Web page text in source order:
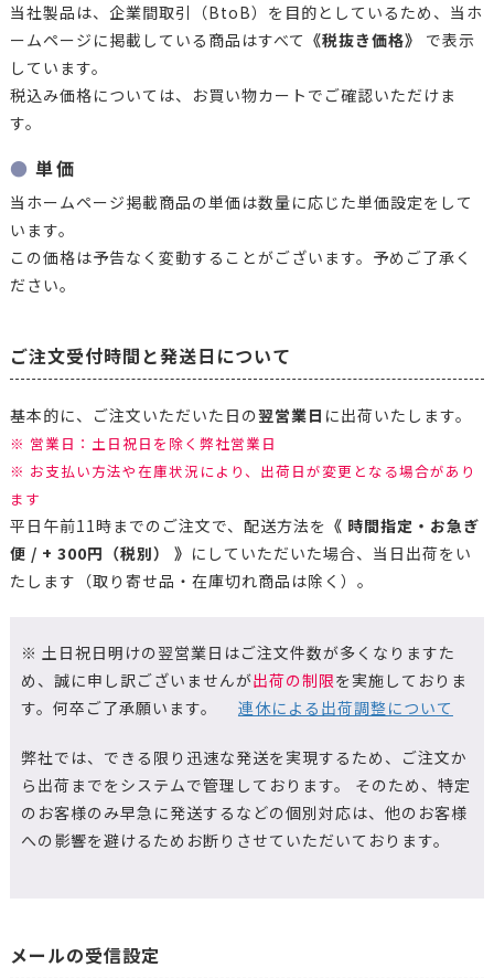
当社製品は、企業間取引（BtoB）を目的としているため、当ホ
ームページに掲載している商品はすべて 《税抜き価格》
で表示
しています。
税込み価格については、お買い物カートでご確認いただけま
す。
単価
当ホームページ掲載商品の単価は数量に応じた単価設定をして
います。
この価格は予告なく変動することがございます。予めご了承く
ださい。
ご注文受付時間と発送日について
基本的に、ご注文いただいた日の翌営業日 に出荷いたします。
※ 営業日：土日祝日を除く弊社営業日
※ お支払い方法や在庫状況により、出荷日が変更となる場合があり
ます
平日午前11時までのご注文で、配送方法を 《 時間指定・お急ぎ
便 / + 300円（税別） 》 にしていただいた場合、当日出荷をい
たします（取り寄せ品・在庫切れ商品は除く）。
※ 土日祝日明けの翌営業日はご注文件数が多くなりますた
め、誠に申し訳ございませんが出荷の制限を実施しておりま
す。何卒ご了承願います。 連休による出荷調整について
弊社では、できる限り迅速な発送を実現するため、ご注文か
ら出荷までをシステムで管理しております。 そのため、特定
のお客様のみ早急に発送するなどの個別対応は、他のお客様
への影響を避けるためお断りさせていただいております。
メールの受信設定